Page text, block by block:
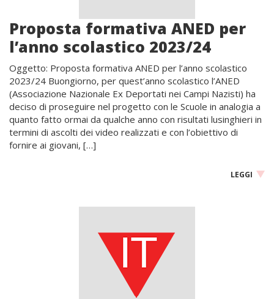
Proposta formativa ANED per
l’anno scolastico 2023/24
Oggetto: Proposta formativa ANED per l’anno scolastico
2023/24 Buongiorno, per quest’anno scolastico l’ANED
(Associazione Nazionale Ex Deportati nei Campi Nazisti) ha
deciso di proseguire nel progetto con le Scuole in analogia a
quanto fatto ormai da qualche anno con risultati lusinghieri in
termini di ascolti dei video realizzati e con l’obiettivo di
fornire ai giovani, […]
LEGGI